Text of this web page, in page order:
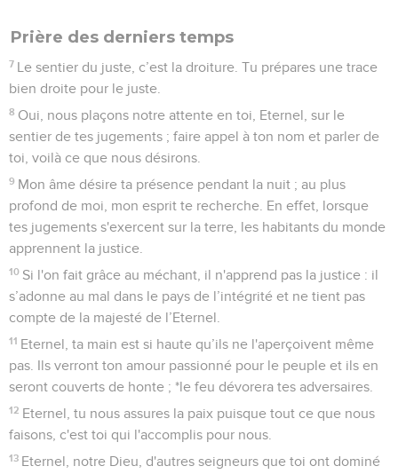
Prière des derniers temps
7 Le sentier du juste, c’est la droiture. Tu prépares une trace
bien droite pour le juste.
8 Oui, nous plaçons notre attente en toi, Eternel, sur le
sentier de tes jugements ; faire appel à ton nom et parler de
toi, voilà ce que nous désirons.
9 Mon âme désire ta présence pendant la nuit ; au plus
profond de moi, mon esprit te recherche. En effet, lorsque
tes jugements s'exercent sur la terre, les habitants du monde
apprennent la justice.
10 Si l'on fait grâce au méchant, il n'apprend pas la justice : il
s’adonne au mal dans le pays de l’intégrité et ne tient pas
compte de la majesté de l’Eternel.
11 Eternel, ta main est si haute qu’ils ne l'aperçoivent même
pas. Ils verront ton amour passionné pour le peuple et ils en
seront couverts de honte ; *le feu dévorera tes adversaires.
12 Eternel, tu nous assures la paix puisque tout ce que nous
faisons, c'est toi qui l'accomplis pour nous.
13 Eternel, notre Dieu, d'autres seigneurs que toi ont dominé